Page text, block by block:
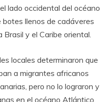
lado occidental del océano
llenos de cadáveres
y el Caribe oriental.
locales determinaron que
a migrantes africanos
pero no lo lograron y
en el océano Atlántico.